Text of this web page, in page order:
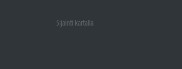
Sijainti kartalla